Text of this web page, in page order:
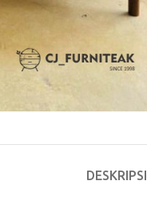
DESKRIPSI